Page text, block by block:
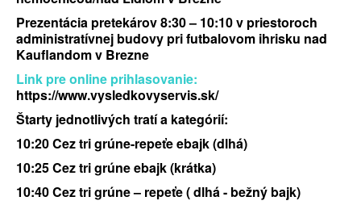
Prezentácia pretekárov 8:30 – 10:10 v priestoroch
administratívnej budovy pri futbalovom ihrisku nad
Kauflandom v Brezne
Link pre online prihlasovanie:
https://www.vysledkovyservis.sk/
Štarty jednotlivých tratí a kategórií:
10:20 Cez tri grúne-repeťe ebajk (dlhá)
10:25 Cez tri grúne ebajk (krátka)
10:40 Cez tri grúne – repeťe ( dlhá - bežný bajk)